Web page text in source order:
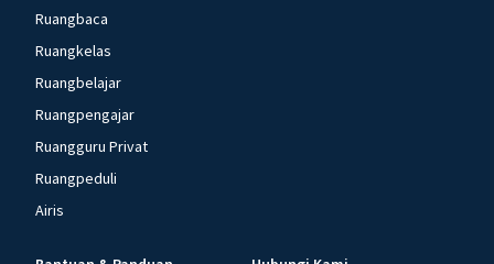
Ruangbaca
Ruangkelas
Ruangbelajar
Ruangpengajar
Ruangguru Privat
Ruangpeduli
Airis